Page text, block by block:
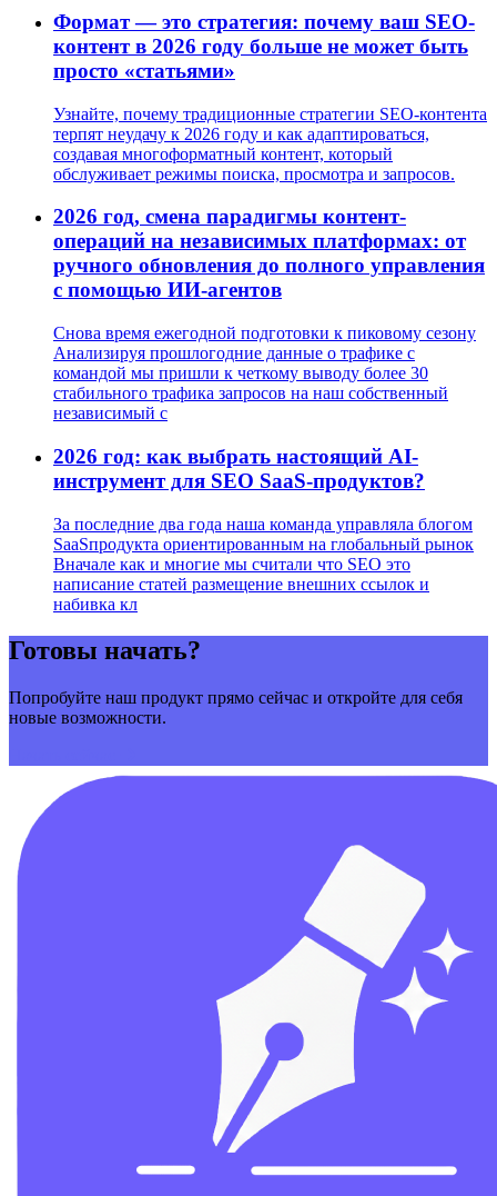
Формат — это стратегия: почему ваш SEO-
контент в 2026 году больше не может быть
просто «статьями»
Узнайте, почему традиционные стратегии SEO-контента
терпят неудачу к 2026 году и как адаптироваться,
создавая многоформатный контент, который
обслуживает режимы поиска, просмотра и запросов.
2026 год, смена парадигмы контент-
операций на независимых платформах: от
ручного обновления до полного управления
с помощью ИИ-агентов
Снова время ежегодной подготовки к пиковому сезону
Анализируя прошлогодние данные о трафике с
командой мы пришли к четкому выводу более 30
стабильного трафика запросов на наш собственный
независимый с
2026 год: как выбрать настоящий AI-
инструмент для SEO SaaS-продуктов?
За последние два года наша команда управляла блогом
SaaSпродукта ориентированным на глобальный рынок
Вначале как и многие мы считали что SEO это
написание статей размещение внешних ссылок и
набивка кл
Готовы начать?
Попробуйте наш продукт прямо сейчас и откройте для себя
новые возможности.